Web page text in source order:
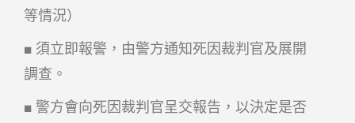
等情況）
■ 須立即報警，由警方通知死因裁判官及展開
調查。
■ 警方會向死因裁判官呈交報告，以決定是否